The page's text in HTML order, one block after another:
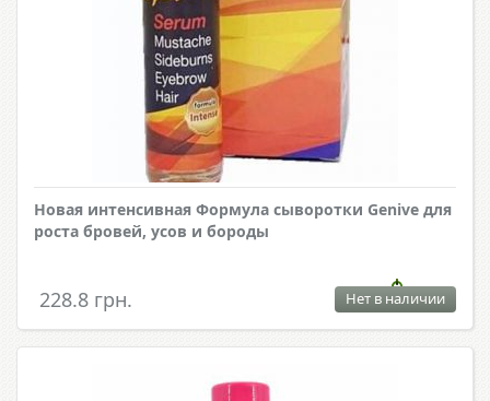
Новая интенсивная Формула сыворотки Genive для
роста бровей, усов и бороды
228.8 грн. Нет в наличии